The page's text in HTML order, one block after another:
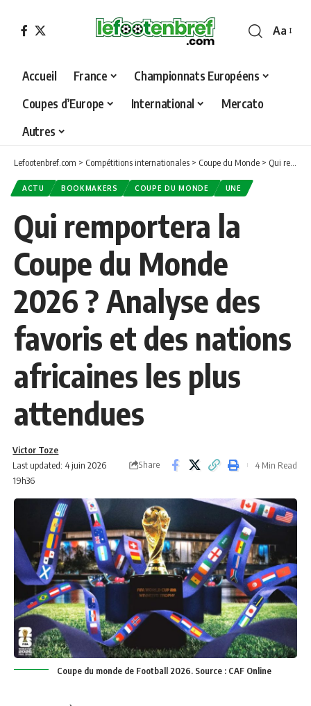
Font
Aa
Accueil France
Championnats Européens
Coupes d’Europe
International
Mercato
Autres
Lefootenbref.com > Compétitions internationales > Coupe du Monde > Qui remportera la Coupe du Monde 2026 ? Analyse des favoris et des nations africaines les plus attendues
ACTU BOOKMAKERS COUPE DU MONDE UNE
Qui remportera la
Coupe du Monde
2026 ? Analyse des
favoris et des nations
africaines les plus
attendues
Last updated: 4 juin 2026
19h36
Victor Toze
Share
4 Min Read
Coupe du monde de Football 2026. Source : CAF Online